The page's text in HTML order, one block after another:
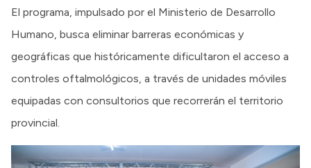
El programa, impulsado por el Ministerio de Desarrollo
Humano, busca eliminar barreras económicas y
geográficas que históricamente dificultaron el acceso a
controles oftalmológicos, a través de unidades móviles
equipadas con consultorios que recorrerán el territorio
provincial.